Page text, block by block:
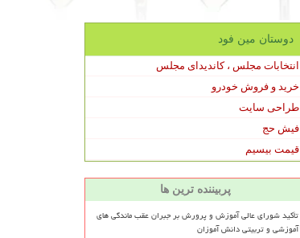
دوستان مین فود
انتخابات مجلس ، کاندیدای مجلس
خرید و فروش خودرو
طراحی سایت
فیش حج
قیمت بیسیم
پربیننده ترین ها
تأکید شورای عالی آموزش و پرورش بر جبران عقب ماندگی های
آموزشی و تربیتی دانش آموزان